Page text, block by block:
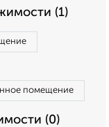
(1)
помещение
(0)